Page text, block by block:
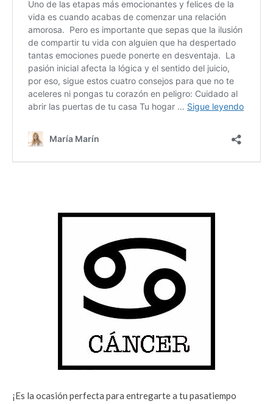
¡Es la ocasión perfecta para entregarte a tu pasatiempo